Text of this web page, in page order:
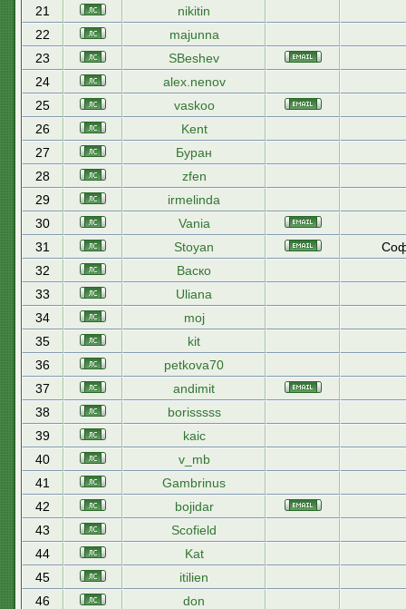
21
nikitin
22
majunna
23
SBeshev
24
alex.nenov
25
vaskoo
26
Kent
27
Буран
28
zfen
29
irmelinda
30
Vania
31
Stoyan
32
Васко
33
Uliana
34
moj
35
kit
36
petkova70
37
andimit
38
borisssss
39
kaic
40
v_mb
41
Gambrinus
42
bojidar
43
Scofield
44
Kat
45
itilien
46
don